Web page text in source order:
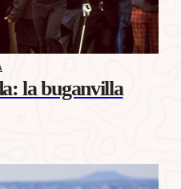
la buganvilla